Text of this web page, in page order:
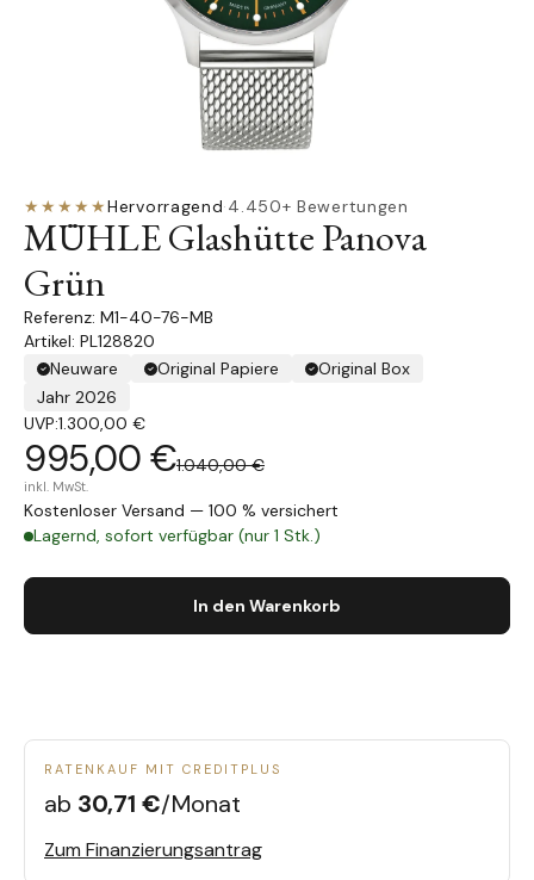
★★★★★Hervorragend·4.450+ Bewertungen
MÜHLE Glashütte Panova
Grün
M1-40-76-MB
Artikel: PL128820
Neuware
Original Papiere
Original Box
Jahr 2026
UVP:1.300,00 €
995,00 €1.040,00 €
inkl. MwSt.
Kostenloser Versand — 100 % versichert
Lagernd, sofort verfügbar (nur 1 Stk.)
In den Warenkorb
RATENKAUF MIT CREDITPLUS
ab 30,71 €/Monat
Zum Finanzierungsantrag